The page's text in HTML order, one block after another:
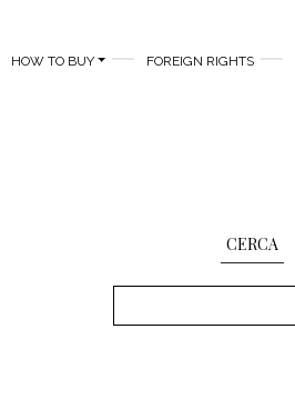
HOW TO BUY FOREIGN RIGHTS
CERCA